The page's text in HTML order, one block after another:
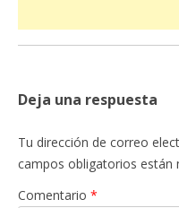
Deja una respuesta
Tu dirección de correo
campos obligatorios están
Comentario *